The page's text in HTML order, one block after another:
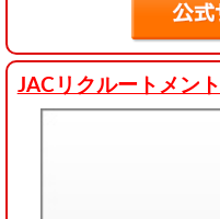
JACリクルートメント